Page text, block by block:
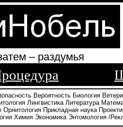
– раздумья
Вероятность Биология
Лингвистика Литература
Орнитология Прикладная наука
Химия Экономика Энтомология /